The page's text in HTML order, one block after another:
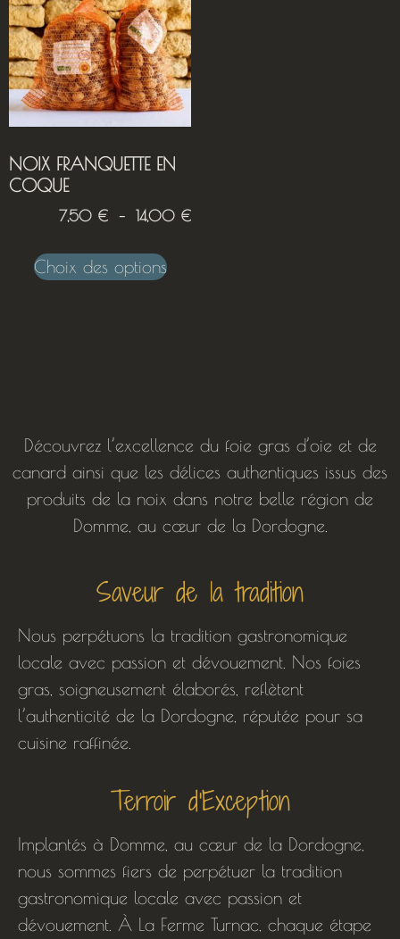
NOIX FRANQUETTE EN
COQUE
7,50 € – 14,00 €
Choix des options
Découvrez l’excellence du foie gras d’oie et de
canard ainsi que les délices authentiques issus des
produits de la noix dans notre belle région de
Domme, au cœur de la Dordogne.
Saveur de la tradition
Nous perpétuons la tradition gastronomique
locale avec passion et dévouement. Nos foies
gras, soigneusement élaborés, reflètent
l’authenticité de la Dordogne, réputée pour sa
cuisine raffinée.
Terroir d'Exception
Implantés à Domme, au cœur de la Dordogne,
nous sommes fiers de perpétuer la tradition
gastronomique locale avec passion et
dévouement. À La Ferme Turnac, chaque étape